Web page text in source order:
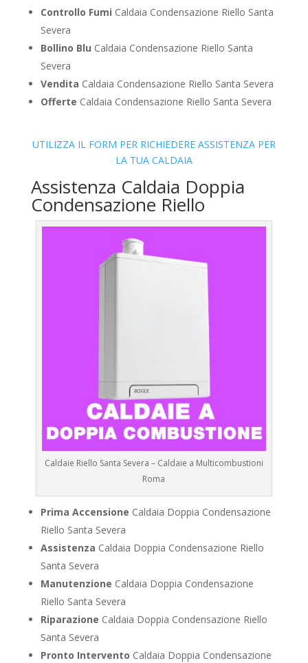
Controllo Fumi Caldaia Condensazione Riello Santa
Severa
Bollino Blu Caldaia Condensazione Riello Santa
Severa
Vendita Caldaia Condensazione Riello Santa Severa
Offerte Caldaia Condensazione Riello Santa Severa
UTILIZZA IL FORM PER RICHIEDERE ASSISTENZA PER
LA TUA CALDAIA
Assistenza Caldaia Doppia
Condensazione Riello
Caldaie Riello Santa Severa – Caldaie a Multicombustioni
Roma
Prima Accensione Caldaia Doppia Condensazione
Riello Santa Severa
Assistenza Caldaia Doppia Condensazione Riello
Santa Severa
Manutenzione Caldaia Doppia Condensazione
Riello Santa Severa
Riparazione Caldaia Doppia Condensazione Riello
Santa Severa
Pronto Intervento Caldaia Doppia Condensazione